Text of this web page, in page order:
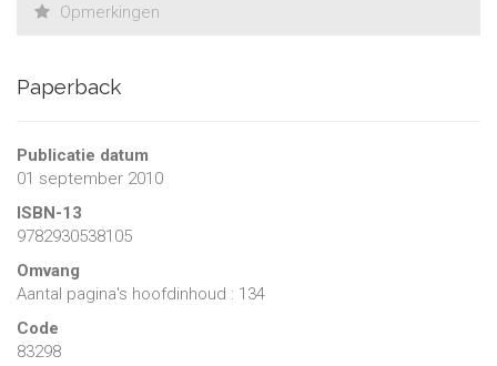
Opmerkingen
Paperback
Publicatie datum
01 september 2010
ISBN-13
9782930538105
Omvang
Aantal pagina's hoofdinhoud : 134
Code
83298